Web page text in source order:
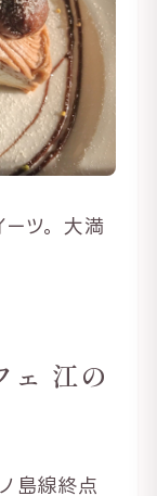
ツ。大満
ェ 江の
島線終点